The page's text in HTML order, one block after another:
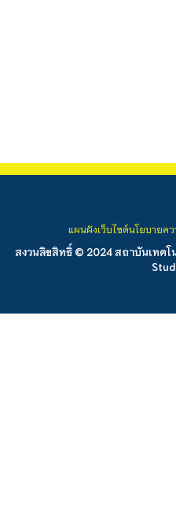
สงวนลิขสิทธิ์ © 2024 สถาบันเทคโ
แผนผังเว็บไซต์นโยบายค